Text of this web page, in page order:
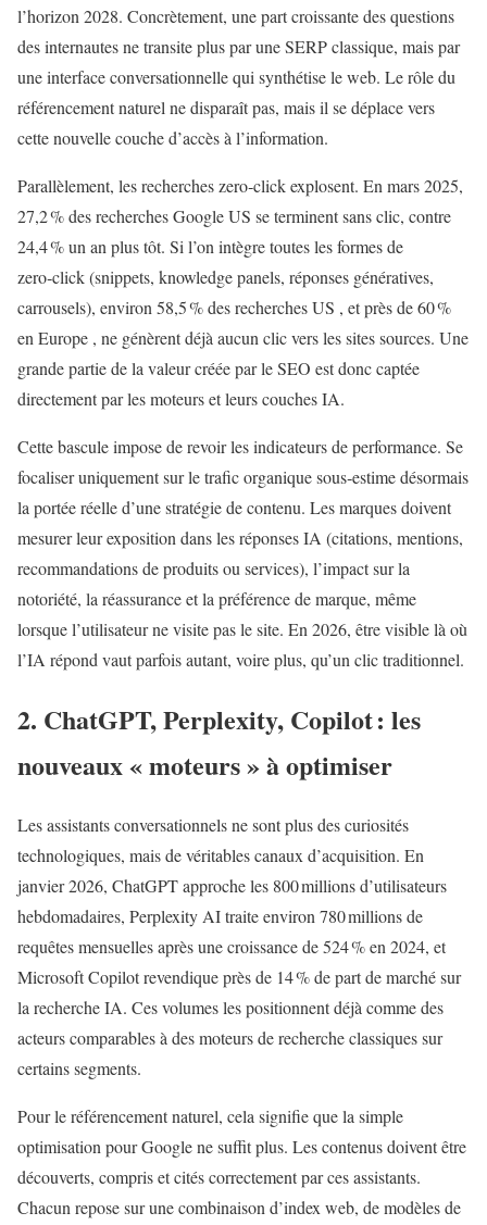
l’horizon 2028. Concrètement, une part croissante des questions
des internautes ne transite plus par une SERP classique, mais par
une interface conversationnelle qui synthétise le web. Le rôle du
référencement naturel ne disparaît pas, mais il se déplace vers
cette nouvelle couche d’accès à l’information.
Parallèlement, les recherches zero‑click explosent. En mars 2025,
27,2 % des recherches Google US se terminent sans clic, contre
24,4 % un an plus tôt. Si l’on intègre toutes les formes de
zero‑click (snippets, knowledge panels, réponses génératives,
carrousels), environ 58,5 % des recherches US , et près de 60 %
en Europe , ne génèrent déjà aucun clic vers les sites sources. Une
grande partie de la valeur créée par le SEO est donc captée
directement par les moteurs et leurs couches IA.
Cette bascule impose de revoir les indicateurs de performance. Se
focaliser uniquement sur le trafic organique sous‑estime désormais
la portée réelle d’une stratégie de contenu. Les marques doivent
mesurer leur exposition dans les réponses IA (citations, mentions,
recommandations de produits ou services), l’impact sur la
notoriété, la réassurance et la préférence de marque, même
lorsque l’utilisateur ne visite pas le site. En 2026, être visible là où
l’IA répond vaut parfois autant, voire plus, qu’un clic traditionnel.
2. ChatGPT, Perplexity, Copilot : les
nouveaux « moteurs » à optimiser
Les assistants conversationnels ne sont plus des curiosités
technologiques, mais de véritables canaux d’acquisition. En
janvier 2026, ChatGPT approche les 800 millions d’utilisateurs
hebdomadaires, Perplexity AI traite environ 780 millions de
requêtes mensuelles après une croissance de 524 % en 2024, et
Microsoft Copilot revendique près de 14 % de part de marché sur
la recherche IA. Ces volumes les positionnent déjà comme des
acteurs comparables à des moteurs de recherche classiques sur
certains segments.
Pour le référencement naturel, cela signifie que la simple
optimisation pour Google ne suffit plus. Les contenus doivent être
découverts, compris et cités correctement par ces assistants.
Chacun repose sur une combinaison d’index web, de modèles de